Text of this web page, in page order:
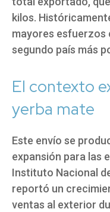
kilos.
mayores esfuerzos
segundo país más
El contexto
yerba mate
Este envío se
expansión para las
Instituto Nacional
reportó un
ventas al exterior